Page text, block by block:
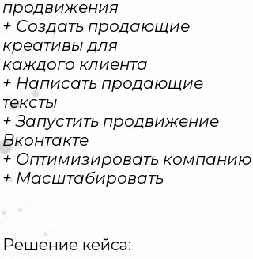
продвижения
+ Создать продающие
креативы для
каждого клиента
+ Написать продающие
тексты
+ Запустить продвижение
Вконтакте
+ Оптимизировать компанию
+ Масштабировать
Решение кейса: